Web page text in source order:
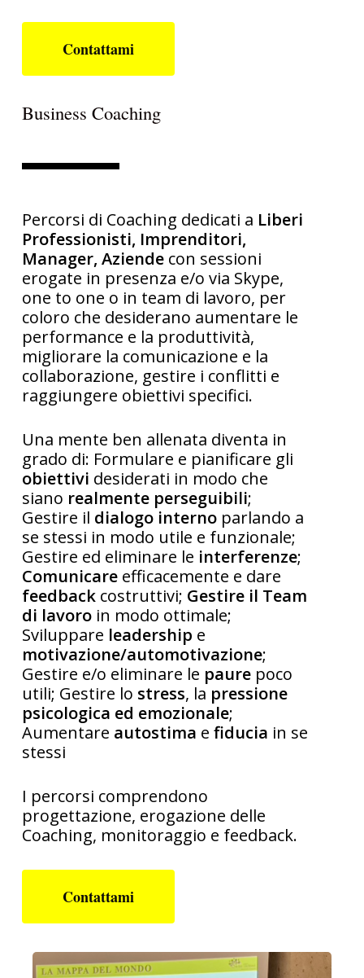
Contattami
Business Coaching
Percorsi di Coaching dedicati a Liberi
Professionisti, Imprenditori,
Manager, Aziendecon sessioni
erogate in presenza e/o via Skype,
one to one o in team di lavoro, per
coloro che desiderano aumentare le
performance e la produttività,
migliorare la comunicazione e la
collaborazione, gestire i conflitti e
raggiungere obiettivi specifici.
Una mente ben allenata diventa in
grado di: Formulare e pianificare gli
obiettivi desiderati in modo che
siano realmente perseguibili;
Gestire il dialogo internoparlando a
se stessi in modo utile e funzionale;
Gestire ed eliminare le interferenze;
Comunicareefficacemente e dare
feedbackcostruttivi; Gestire il Team
di lavoroin modo ottimale;
Sviluppare leadership e
motivazione/automotivazione;
Gestire e/o eliminare le paurepoco
utili; Gestire lo stress, la pressione
psicologica ed emozionale;
Aumentare autostima e fiducia in se
stessi
I percorsi comprendono
progettazione, erogazione delle
Coaching, monitoraggio e feedback.
Contattami